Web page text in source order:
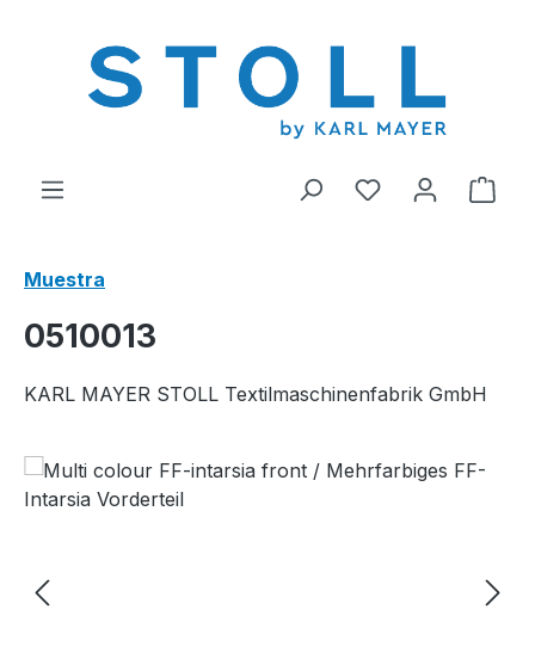
Tienes 0 El
Muestra
0510013
KARL MAYER STOLL Textilmaschinenfabrik GmbH
Omitir galería de imágenes